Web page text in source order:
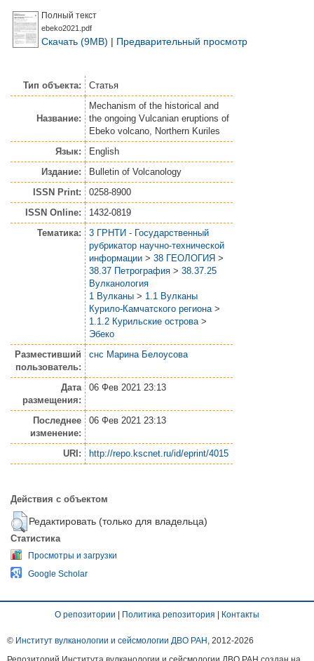
Полный текст
ebeko2021.pdf
Скачать (9MB) | Предварительный просмотр
Тип объекта: Статья
Название:
Mechanism of the historical and
the ongoing Vulcanian eruptions of
Ebeko volcano, Northern Kuriles
Язык:
English
Издание:
Bulletin of Volcanology
ISSN Print:
0258-8900
ISSN Online:
1432-0819
Тематика:
3 ГРНТИ - Государственный
рубрикатор научно-технической
информации > 38 ГЕОЛОГИЯ >
38.37 Петрография > 38.37.25
Вулканология
1 Вулканы > 1.1 Вулканы
Курило-Камчатского региона >
1.1.2 Курильские острова >
Эбеко
Разместивший
пользователь:
снс Марина Белоусова
Дата
размещения:
06 Фев 2021 23:13
Последнее
изменение:
06 Фев 2021 23:13
URI: http://repo.kscnet.ru/id/eprint/4015
Действия с объектом
Редактировать (только для владельца)
Статистика
Просмотры и загрузки
Google Scholar
О репозитории | Политика репозитория | Контакты
© Институт вулканологии и сейсмологии ДВО РАН , 2012-2026